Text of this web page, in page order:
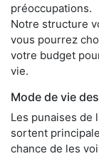
préoccupations.
Notre structure
vous pourrez
votre budget
vie.
Mode de vie
Les punaises de
sortent
chance de les